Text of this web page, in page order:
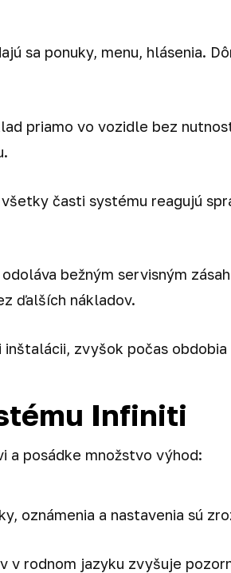
sa ponuky, menu, hlásenia.
priamo vo vozidle bez
časti systému reagujú
bežným servisným
ďalších nákladov.
inštalácii, zvyšok počas
Infiniti
a posádke množstvo výhod:
oznámenia a nastavenia sú
v rodnom jazyku zvyšuje